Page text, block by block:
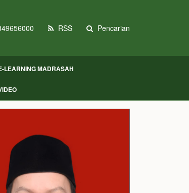
RSS Pencarian
LEARNING MADRASAH